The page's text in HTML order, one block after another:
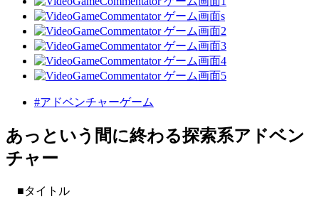
#アドベンチャーゲーム
あっという間に終わる探索系アドベン
チャー
■タイトル